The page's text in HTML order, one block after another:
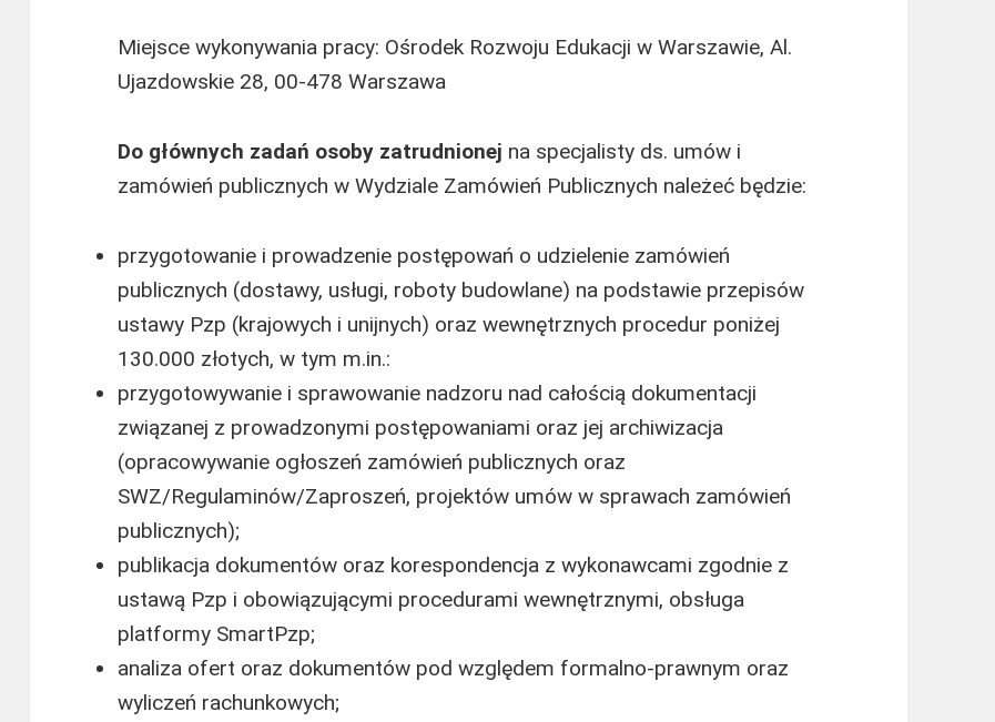
Miejsce wykonywania pracy: Ośrodek Rozwoju Edukacji w Warszawie, Al.
Ujazdowskie 28, 00-478 Warszawa
Do głównych zadań osoby zatrudnionej na specjalisty ds. umów i
zamówień publicznych w Wydziale Zamówień Publicznych należeć będzie:
przygotowanie i prowadzenie postępowań o udzielenie zamówień
publicznych (dostawy, usługi, roboty budowlane) na podstawie przepisów
ustawy Pzp (krajowych i unijnych) oraz wewnętrznych procedur poniżej
130.000 złotych, w tym m.in.:
przygotowywanie i sprawowanie nadzoru nad całością dokumentacji
związanej z prowadzonymi postępowaniami oraz jej archiwizacja
(opracowywanie ogłoszeń zamówień publicznych oraz
SWZ/Regulaminów/Zaproszeń, projektów umów w sprawach zamówień
publicznych);
publikacja dokumentów oraz korespondencja z wykonawcami zgodnie z
ustawą Pzp i obowiązującymi procedurami wewnętrznymi, obsługa
platformy SmartPzp;
analiza ofert oraz dokumentów pod względem formalno-prawnym oraz
wyliczeń rachunkowych;